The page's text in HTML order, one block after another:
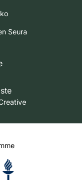
Seura